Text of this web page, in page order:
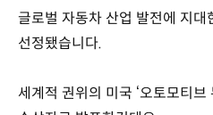
글로벌 자동차 산업 발전에 지대
선정됐습니다.
세계적 권위의 미국 ‘오토모티브